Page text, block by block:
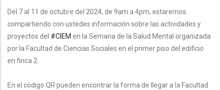
Del 7 al 11 de octubre del 2024, de 9am a 4pm, estaremos
compartiendo con ustedes información sobre las actividades y
proyectos del #CIEM en la Semana de la Salud Mental organizada
por la Facultad de Ciencias Sociales en el primer piso del edificio
en finca 2.
En el código QR pueden encontrar la forma de llegar a la Facultad